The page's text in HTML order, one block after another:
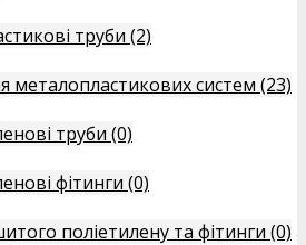
труби (2)
металопластикових систем (23)
труби (0)
фітинги (0)
поліетилену та фітинги (0)